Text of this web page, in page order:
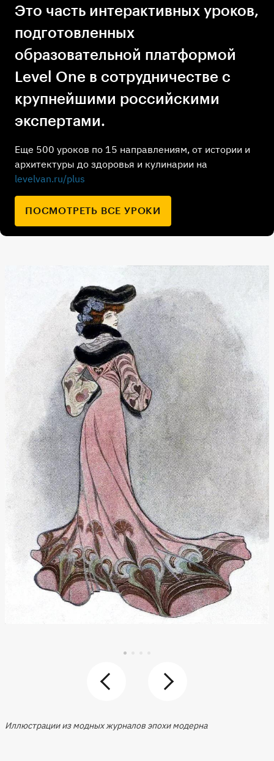
Это часть интерактивных уроков,
подготовленных
образовательной платформой
Level One в сотрудничестве с
крупнейшими российскими
экспертами.
Еще 500 уроков по 15 направлениям, от истории и
архитектуры до здоровья и кулинарии на
levelvan.ru/plus
ПОСМОТРЕТЬ ВСЕ УРОКИ
Иллюстрации из модных журналов эпохи модерна